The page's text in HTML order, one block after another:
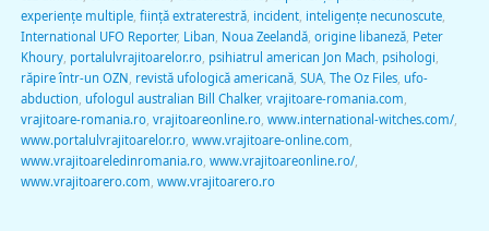
experienţe multiple, fiinţă extraterestră, incident, inteligenţe necunoscute,
International UFO Reporter, Liban Noua Zeelandă, origine libaneză, Peter
Khoury, portalulvrajitoarelor.ro, psihiatrul american Jon Mach psihologi
răpire într-un OZN revistă ufologică americană, SUA, The Oz Files, ufo-
abduction ufologul australian Bill Chalker, vrajitoare-romania.com
vrajitoare-romania.ro, vrajitoareonline.ro, www.international-witches.com/,
www.portalulvrajitoarelor.ro, www.vrajitoare-online.com
www.vrajitoareledinromania.ro, www.vrajitoareonline.ro/,
www.vrajitoarero.com www.vrajitoarero.ro